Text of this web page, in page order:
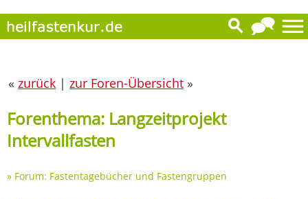
« zurück | zur Foren-Übersicht »
Forenthema: Langzeitprojekt
Intervallfasten
» Forum: Fastentagebücher und Fastengruppen